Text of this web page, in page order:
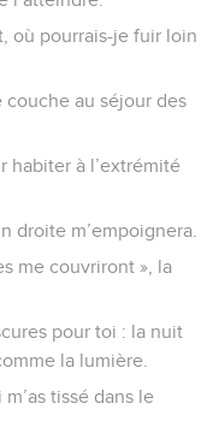
où pourrais-je fuir loin
couche au séjour des
habiter à l’extrémité
droite m’empoignera.
me couvriront », la
pour toi : la nuit
la lumière.
tissé dans le